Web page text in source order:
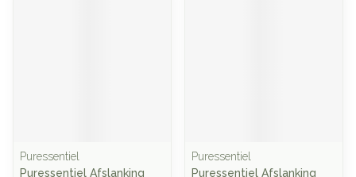
Puressentiel
Puressentiel Afslanking
Puressentiel
Puressentiel Afslanking